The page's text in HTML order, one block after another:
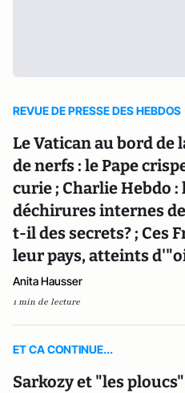
REVUE DE PRESSE DES HEBDOS
Le Vatican au bord de
de nerfs : le Pape
curie ; Charlie Hebdo :
déchirures internes
t-il des secrets? ; Ces
leur pays, atteints
Anita Hausser
1 min de lecture
ET CA CONTINUE...
Sarkozy et "les